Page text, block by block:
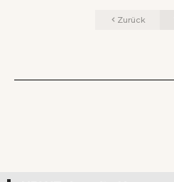
Zurück